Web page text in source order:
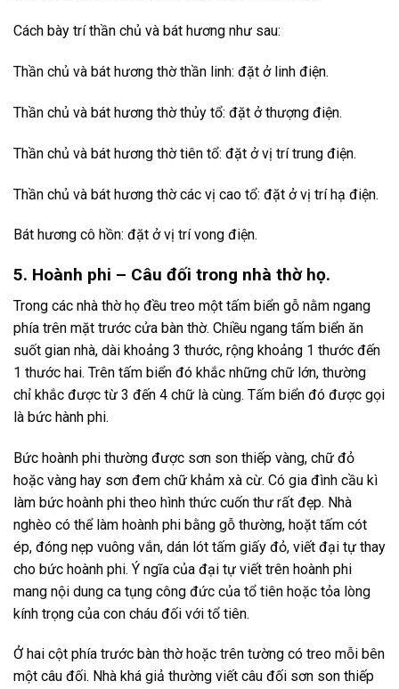
Cách bày trí thần chủ và bát hương như sau:
Thần chủ và bát hương thờ thần linh: đặt ở linh điện.
Thần chủ và bát hương thờ thủy tổ: đặt ở thượng điện.
Thần chủ và bát hương thờ tiên tổ: đặt ở vị trí trung điện.
Thần chủ và bát hương thờ các vị cao tổ: đặt ở vị trí hạ điện.
Bát hương cô hồn: đặt ở vị trí vong điện.
5. Hoành phi – Câu đối trong nhà thờ họ.
Trong các nhà thờ họ đều treo một tấm biển gỗ nằm ngang
phía trên mặt trước cửa bàn thờ. Chiều ngang tấm biển ăn
suốt gian nhà, dài khoảng 3 thước, rộng khoảng 1 thước đến
1 thước hai. Trên tấm biển đó khắc những chữ lớn, thường
chỉ khắc được từ 3 đến 4 chữ là cùng. Tấm biển đó được gọi
là bức hành phi.
Bức hoành phi thường được sơn son thiếp vàng, chữ đỏ
hoặc vàng hay sơn đem chữ khảm xà cừ. Có gia đình cầu kì
làm bức hoành phi theo hình thức cuốn thư rất đẹp. Nhà
nghèo có thể làm hoành phi bằng gỗ thường, hoặt tấm cót
ép, đóng nẹp vuông vắn, dán lót tấm giấy đỏ, viết đại tự thay
cho bức hoành phi. Ý ngĩa của đại tự viết trên hoành phi
mang nội dung ca tụng công đức của tổ tiên hoặc tỏa lòng
kính trọng của con cháu đối với tổ tiên.
Ở hai cột phía trước bàn thờ hoặc trên tường có treo mỗi bên
một câu đối. Nhà khá giả thường viết câu đối sơn son thiếp